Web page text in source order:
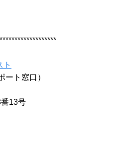
ト
ート窓口）
13号